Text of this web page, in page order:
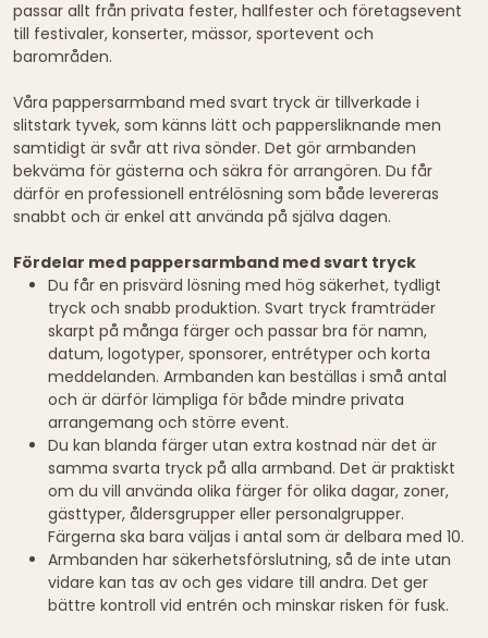
passar allt från privata fester, hallfester och företagsevent
till festivaler, konserter, mässor, sportevent och
barområden.
Våra pappersarmband med svart tryck är tillverkade i
slitstark tyvek, som känns lätt och pappersliknande men
samtidigt är svår att riva sönder. Det gör armbanden
bekväma för gästerna och säkra för arrangören. Du får
därför en professionell entrélösning som både levereras
snabbt och är enkel att använda på själva dagen.
Fördelar med pappersarmband med svart tryck
Du får en prisvärd lösning med hög säkerhet, tydligt
tryck och snabb produktion. Svart tryck framträder
skarpt på många färger och passar bra för namn,
datum, logotyper, sponsorer, entrétyper och korta
meddelanden. Armbanden kan beställas i små antal
och är därför lämpliga för både mindre privata
arrangemang och större event.
Du kan blanda färger utan extra kostnad när det är
samma svarta tryck på alla armband. Det är praktiskt
om du vill använda olika färger för olika dagar, zoner,
gästtyper, åldersgrupper eller personalgrupper.
Färgerna ska bara väljas i antal som är delbara med 10.
Armbanden har säkerhetsförslutning, så de inte utan
vidare kan tas av och ges vidare till andra. Det ger
bättre kontroll vid entrén och minskar risken för fusk.